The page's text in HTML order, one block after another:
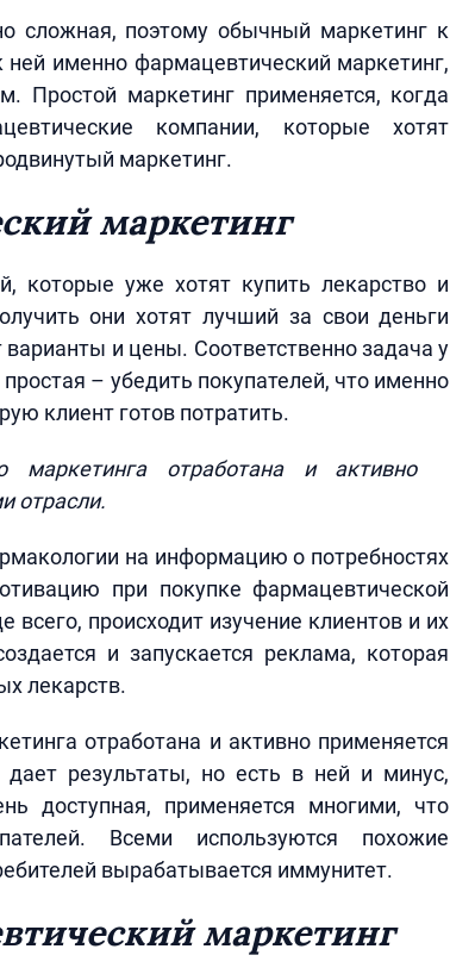
сложная, поэтому обычный маркетинг к
именно фармацевтический маркетинг,
Простой маркетинг применяется, когда
компании, которые хотят
маркетинг.
маркетинг
которые уже хотят купить лекарство и
они хотят лучший за свои деньги
и цены. Соответственно задача у
– убедить покупателей, что именно
клиент готов потратить.
маркетинга отработана и активно
отрасли.
на информацию о потребностях
при покупке фармацевтической
происходит изучение клиентов и их
и запускается реклама, которая
лекарств.
отработана и активно применяется
результаты, но есть в ней и минус,
доступная, применяется многими, что
Всеми используются похожие
вырабатывается иммунитет.
маркетинг